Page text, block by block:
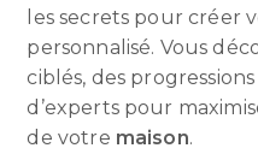
les secrets pour créer
personnalisé. Vous
ciblés, des
d’experts pour
de votre maison.